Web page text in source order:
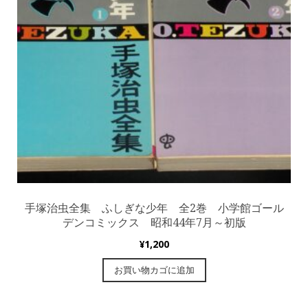
手塚治虫全集 ふしぎな少年 全2巻 小学館ゴール
デンコミックス 昭和44年7月～初版
¥1,200
お買い物カゴに追加